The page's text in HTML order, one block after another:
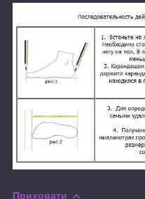
Приховати